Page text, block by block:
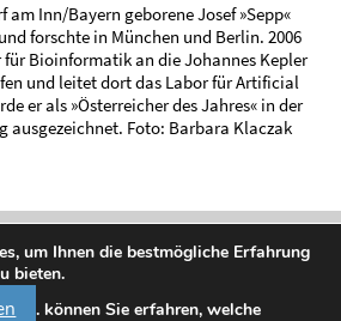
am Inn/Bayern geborene Josef »Sepp«
forschte in München und Berlin. 2006
für Bioinformatik an die Johannes Kepler
und leitet dort das Labor für Artificial
er als »Österreicher des Jahres« in der
ausgezeichnet. Foto: Barbara Klaczak
um Ihnen die bestmögliche Erfahrung
bieten.
. können Sie erfahren, welche